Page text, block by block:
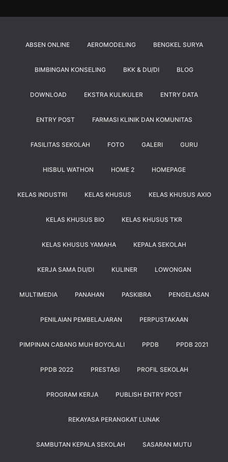
ABSEN ONLINE AEROMODELING BENGKEL SURYA
BIMBINGAN KONSELING BKK & DU/DI BLOG
DOWNLOAD EKSTRA KULIKULER ENTRY DATA
ENTRY POST FARMASI KLINIK DAN KOMUNITAS
FASILITAS SEKOLAH FOTO GALERI GURU
HISBUL WATHON HOME 2 HOMEPAGE
KELAS INDUSTRI KELAS KHUSUS KELAS KHUSUS AXIO
KELAS KHUSUS BIO KELAS KHUSUS TKR
KELAS KHUSUS YAMAHA KEPALA SEKOLAH
KERJA SAMA DU/DI KULINER LOWONGAN
MULTIMEDIA PANAHAN PASKIBRA PENGELASAN
PENILAIAN PEMBELAJARAN PERPUSTAKAAN
PIMPINAN CABANG MUH BOYOLALI PPDB PPDB 2021
PPDB 2022 PRESTASI PROFIL SEKOLAH
PROGRAM KERJA PUBLISH ENTRY POST
REKAYASA PERANGKAT LUNAK
SAMBUTAN KEPALA SEKOLAH SASARAN MUTU